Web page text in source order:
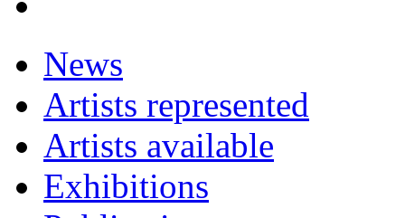
News
Artists represented
Artists available
Exhibitions